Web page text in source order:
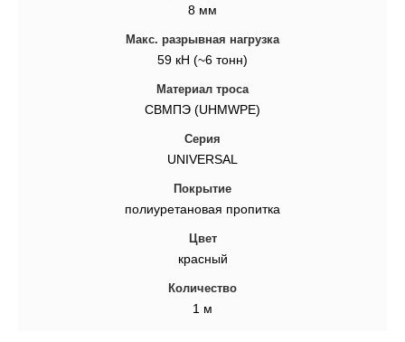
8 мм
Макс. разрывная нагрузка
59 кН (~6 тонн)
Материал троса
СВМПЭ (UHMWPE)
Серия
UNIVERSAL
Покрытие
полиуретановая пропитка
Цвет
красный
Количество
1 м